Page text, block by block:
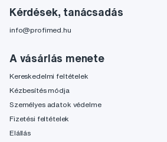
Kérdések, tanácsadás
info@profimed.hu
A vásárlás menete
Kereskedelmi feltételek
Kézbesítés módja
Személyes adatok védelme
Fizetési feltételek
Elállás